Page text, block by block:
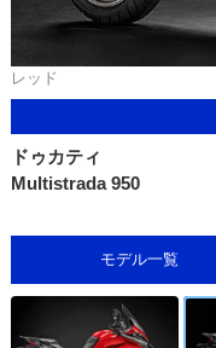
レッド
ドゥカティ
Multistrada 950
モデル一覧